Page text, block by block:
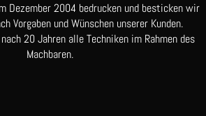
Dezember 2004 bedrucken und besticken wir
Vorgaben und Wünschen unserer Kunden.
20 Jahren alle Techniken im Rahmen des
Machbaren.